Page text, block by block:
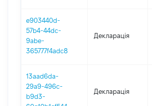
e903440d-
57b4-44dc-
9abe-
365777f4adc8
Декларація
13aad6da-
29a9-496c-
b9d3-
Декларація